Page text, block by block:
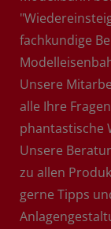
fachkundige
Unsere
alle Ihre
phantastische
Unsere
zu allen
gerne Tipps